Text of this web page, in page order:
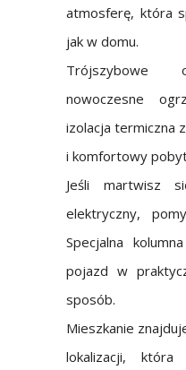
atmosferę, która
jak w domu.
Trójszybowe
nowoczesne
izolacja termiczna
i komfortowy
Jeśli martwisz
elektryczny,
Specjalna
pojazd w
sposób.
Mieszkanie
lokalizacji,